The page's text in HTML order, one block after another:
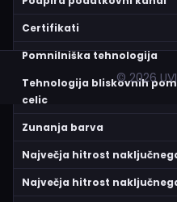
Certifikati
Pomnilniška tehnologija
Tehnologija bliskovnih
celic
Zunanja barva
Največja hitrost
Največja hitrost
© 2026